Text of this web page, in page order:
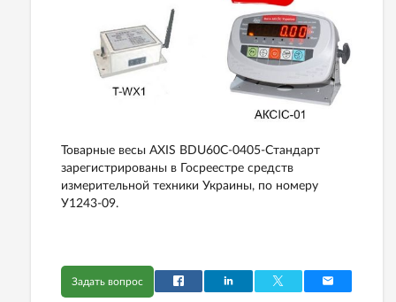
Товарные весы AXIS BDU60С-0405-Стандарт
зарегистрированы в Госреестре средств
измерительной техники Украины, по номеру
У1243-09.
Задать вопрос